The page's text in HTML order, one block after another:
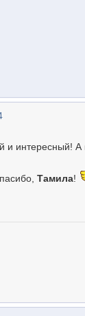
и интересный!
Тамила!